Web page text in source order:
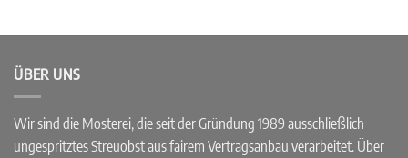
ÜBER UNS
Wir sind die Mosterei, die seit der Gründung 1989 ausschließlich
ungespritztes Streuobst aus fairem Vertragsanbau verarbeitet. Über